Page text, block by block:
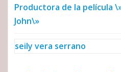
Productora de la película
John\»
seily vera serrano